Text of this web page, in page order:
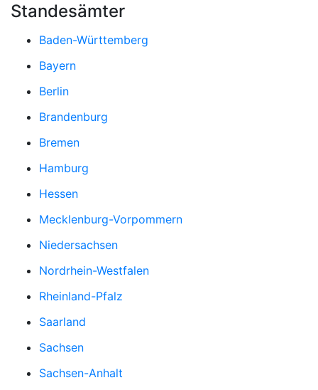
Standesämter
Baden-Württemberg
Bayern
Berlin
Brandenburg
Bremen
Hamburg
Hessen
Mecklenburg-Vorpommern
Niedersachsen
Nordrhein-Westfalen
Rheinland-Pfalz
Saarland
Sachsen
Sachsen-Anhalt